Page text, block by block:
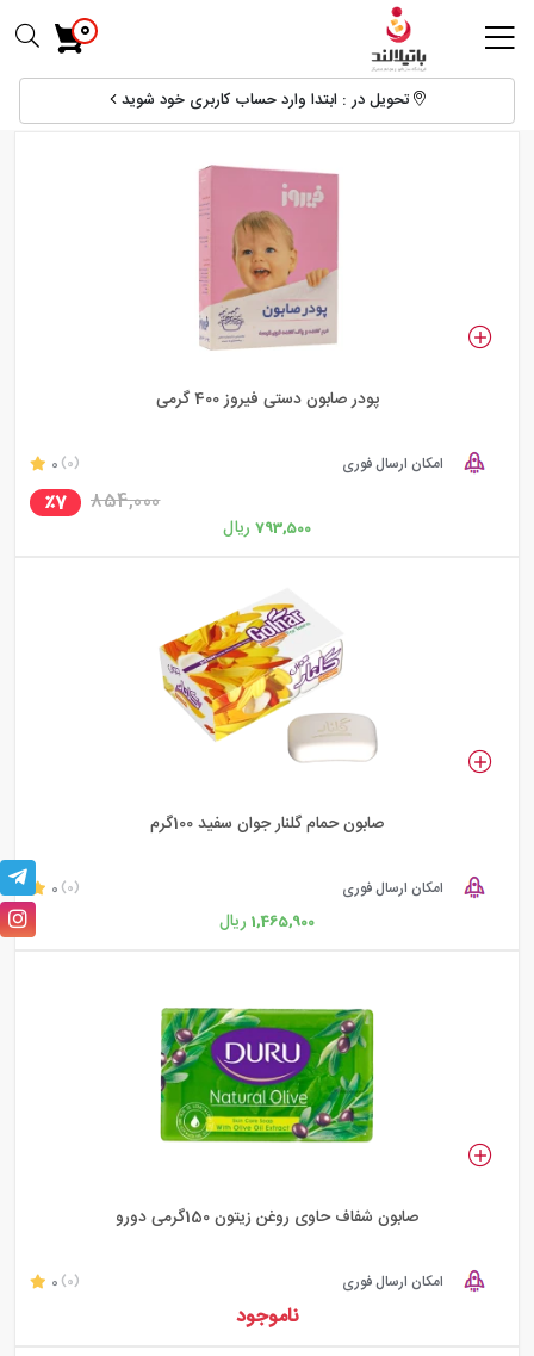
0
تحویل در : ابتدا وارد حساب کاربری خود شوید
پودر صابون دستی فیروز 400 گرمی
امکان ارسال فوری 0 (0)
854,000 ٪7
793,500 ریال
صابون حمام گلنار جوان سفید 100گرم
امکان ارسال فوری 0 (0)
1,465,900 ریال
صابون شفاف حاوی روغن زیتون 150گرمی دورو
امکان ارسال فوری 0 (0)
ناموجود